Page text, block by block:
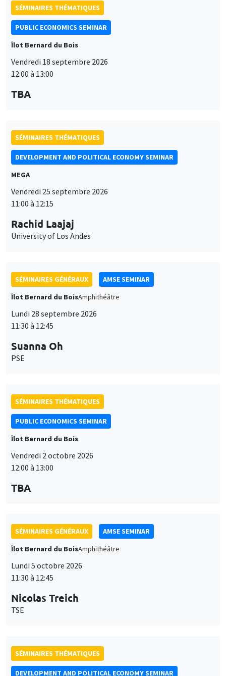
SÉMINAIRES THÉMATIQUES
PUBLIC ECONOMICS SEMINAR
Îlot Bernard du Bois
Vendredi 18 septembre 2026
12:00 à 13:00
TBA
SÉMINAIRES THÉMATIQUES
DEVELOPMENT AND POLITICAL ECONOMY SEMINAR
MEGA
Vendredi 25 septembre 2026
11:00 à 12:15
Rachid Laajaj
University of Los Andes
SÉMINAIRES GÉNÉRAUX
AMSE SEMINAR
Îlot Bernard du BoisAmphithéâtre
Lundi 28 septembre 2026
11:30 à 12:45
Suanna Oh
PSE
SÉMINAIRES THÉMATIQUES
PUBLIC ECONOMICS SEMINAR
Îlot Bernard du Bois
Vendredi 2 octobre 2026
12:00 à 13:00
TBA
SÉMINAIRES GÉNÉRAUX
AMSE SEMINAR
Îlot Bernard du BoisAmphithéâtre
Lundi 5 octobre 2026
11:30 à 12:45
Nicolas Treich
TSE
SÉMINAIRES THÉMATIQUES
DEVELOPMENT AND POLITICAL ECONOMY SEMINAR